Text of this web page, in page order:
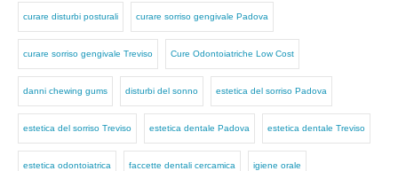
curare disturbi posturali curare sorriso gengivale Padova
curare sorriso gengivale Treviso Cure Odontoiatriche Low Cost
danni chewing gums disturbi del sonno estetica del sorriso Padova
estetica del sorriso Treviso estetica dentale Padova estetica dentale Treviso
estetica odontoiatrica faccette dentali cercamica igiene orale